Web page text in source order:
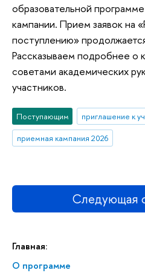
Главная:
О программе
образовательной
кампании. Прием заявок на
поступлению»
Рассказываем подробнее о
советами академических
участников.
Поступающим приглашение к
приемная кампания 2026
Следующая